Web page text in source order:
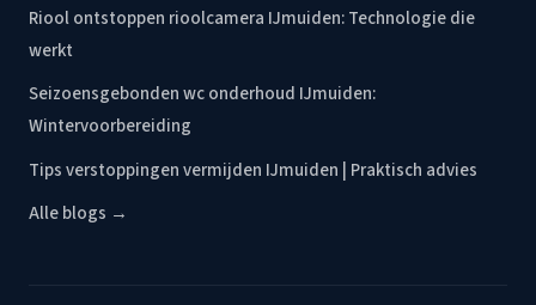
Riool ontstoppen rioolcamera IJmuiden: Technologie die
werkt
Seizoensgebonden wc onderhoud IJmuiden:
Wintervoorbereiding
Tips verstoppingen vermijden IJmuiden | Praktisch advies
Alle blogs →